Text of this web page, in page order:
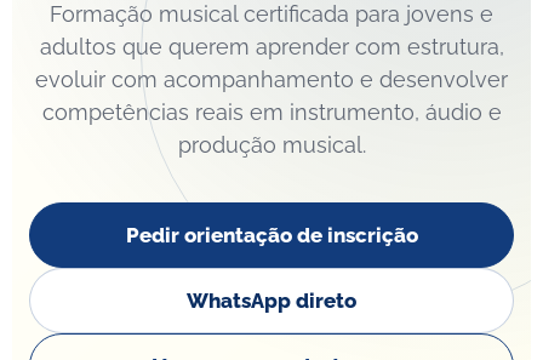
Formação musical certificada para jovens e
adultos que querem aprender com estrutura,
evoluir com acompanhamento e desenvolver
competências reais em instrumento, áudio e
produção musical.
Pedir orientação de inscrição
WhatsApp direto